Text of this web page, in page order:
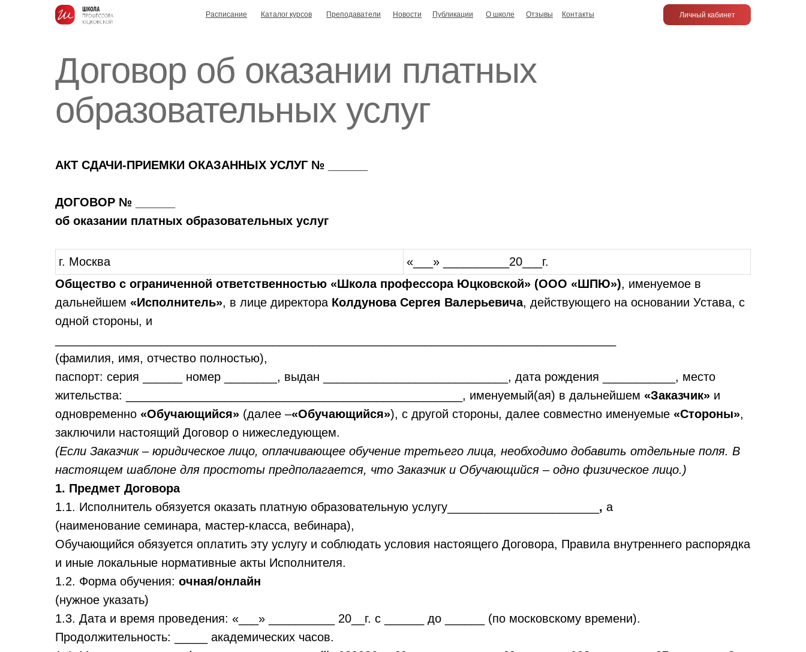
Контакты
Отзывы
О школе
Новости Публикации
Каталог курсов Преподаватели
Расписание Личный кабинет
Договор об оказании платных
образовательных услуг
АКТ СДАЧИ-ПРИЕМКИ ОКАЗАННЫХ УСЛУГ № ______
ДОГОВОР № ______
об оказании платных образовательных услуг
г. Москва
«___» __________20___г.
Общество с ограниченной ответственностью «Школа профессора Юцковской» (ООО «ШПЮ»), именуемое в
дальнейшем «Исполнитель», в лице директора Колдунова Сергея Валерьевича, действующего на основании Устава, с
одной стороны, и
(фамилия, имя, отчество полностью),
паспорт: серия ______ номер ________, выдан ____________________________, дата рождения ___________, место
жительства: ___________________________________________________, именуемый(ая) в дальнейшем «Заказчик» и
одновременно «Обучающийся» (далее –«Обучающийся»), с другой стороны, далее совместно именуемые «Стороны»,
заключили настоящий Договор о нижеследующем.
(Если Заказчик – юридическое лицо, оплачивающее обучение третьего лица, необходимо добавить отдельные поля. В
настоящем шаблоне для простоты предполагается, что Заказчик и Обучающийся – одно физическое лицо.)
1. Предмет Договора
1.1. Исполнитель обязуется оказать платную образовательную услугу_______________________ , а
(наименование семинара, мастер-класса, вебинара),
Обучающийся обязуется оплатить эту услугу и соблюдать условия настоящего Договора, Правила внутреннего распорядка
и иные локальные нормативные акты Исполнителя.
1.2. Форма обучения: очная/онлайн
(нужное указать)
1.3. Дата и время проведения: «___» __________ 20__г. с ______ до ______ (по московскому времени).
Продолжительность: _____ академических часов.